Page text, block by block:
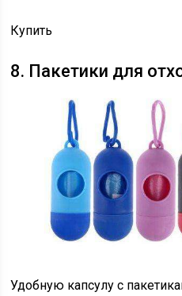
Купить
8. Пакетики для
Удобную капсулу с